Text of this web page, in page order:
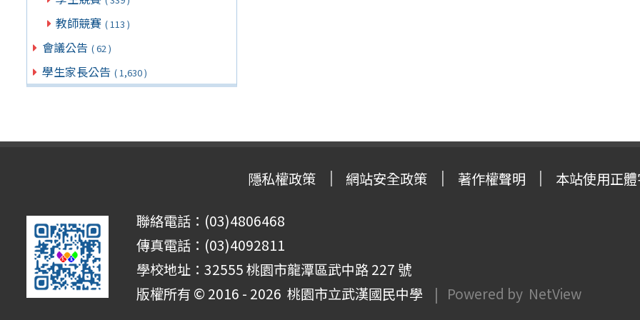
教師競賽 ( 113 )
會議公告 ( 62 )
學生家長公告 ( 1,630 )
隱私權政策 網站安全政策 著作權聲明 本站使用正
聯絡電話：(03)4806468
傳真電話：(03)4092811
學校地址：32555 桃園市龍潭區武中路 227 號
版權所有 © 2016 - 2026 桃園市立武漢國民中學 | Powered by NetView